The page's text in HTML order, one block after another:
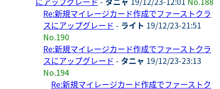
Re:新規マイレージカード作成でファーストクラ
スにアップグレード - ライト 19/12/23-21:51
No.190
Re:新規マイレージカード作成でファーストクラ
スにアップグレード - タニャ 19/12/23-23:13
No.194
Re:新規マイレージカード作成でファーストク